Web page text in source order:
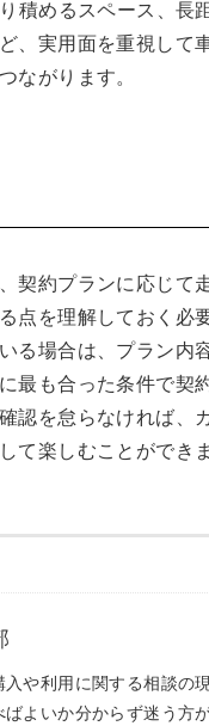
積めるスペース、長
、実用面を重視して
ながります。
契約プランに応じて
点を理解しておく必
る場合は、プラン内
最も合った条件で契
認を怠らなければ、
て楽しむことができ
や利用に関する相談の
よいか分からず迷う方